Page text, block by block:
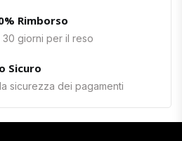
Rimborso
30 giorni per il reso
Sicuro
sicurezza dei pagamenti